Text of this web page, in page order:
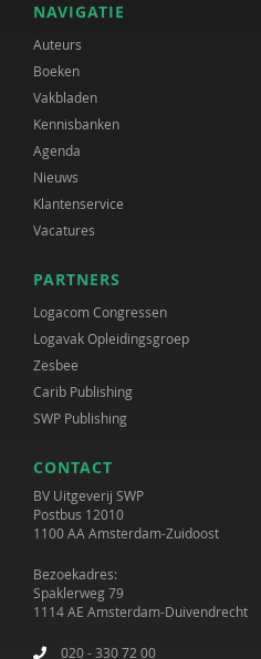
NAVIGATIE
Auteurs
Boeken
Vakbladen
Kennisbanken
Agenda
Nieuws
Klantenservice
Vacatures
PARTNERS
Logacom Congressen
Logavak Opleidingsgroep
Zesbee
Carib Publishing
SWP Publishing
CONTACT
BV Uitgeverij SWP
Postbus 12010
1100 AA Amsterdam-Zuidoost
Bezoekadres:
Spaklerweg 79
1114 AE Amsterdam-Duivendrecht
020 - 330 72 00